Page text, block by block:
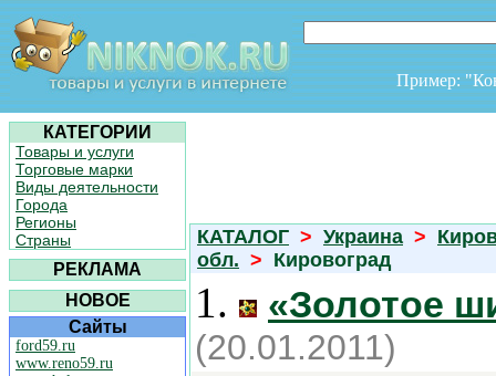
Пример:
КАТЕГОРИИ
Товары и услуги
Торговые марки
Виды деятельности
Города
Регионы
Страны
РЕКЛАМА
НОВОЕ
Сайты
ford59.ru
www.reno59.ru
КАТАЛОГ > Украина >
обл. > Кировоград
1. «Золотое
(20.01.2011)